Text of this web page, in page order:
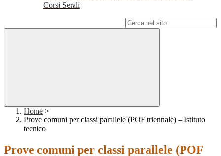
Corsi Serali
Home >
Prove comuni per classi parallele (POF triennale) – Istituto
tecnico
Prove comuni per classi parallele (POF